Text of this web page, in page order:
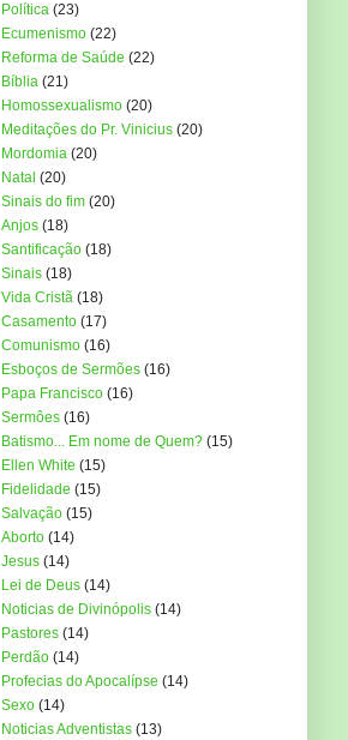
Política (23)
Ecumenismo (22)
Reforma de Saúde (22)
Bíblia (21)
Homossexualismo (20)
Meditações do Pr. Vinicius (20)
Mordomia (20)
Natal (20)
Sinais do fim (20)
Anjos (18)
Santificação (18)
Sinais (18)
Vida Cristã (18)
Casamento (17)
Comunismo (16)
Esboços de Sermões (16)
Papa Francisco (16)
Sermôes (16)
Batismo... Em nome de Quem? (15)
Ellen White (15)
Fidelidade (15)
Salvação (15)
Aborto (14)
Jesus (14)
Lei de Deus (14)
Noticias de Divinópolis (14)
Pastores (14)
Perdão (14)
Profecias do Apocalípse (14)
Sexo (14)
Noticias Adventistas (13)